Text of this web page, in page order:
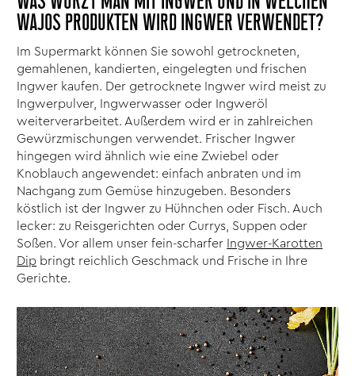
WAJOS PRODUKTEN WIRD INGWER VERWENDET?
Im Supermarkt können Sie sowohl getrockneten,
gemahlenen, kandierten, eingelegten und frischen
Ingwer kaufen. Der getrocknete Ingwer wird meist zu
Ingwerpulver, Ingwerwasser oder Ingweröl
weiterverarbeitet. Außerdem wird er in zahlreichen
Gewürzmischungen verwendet. Frischer Ingwer
hingegen wird ähnlich wie eine Zwiebel oder
Knoblauch angewendet: einfach anbraten und im
Nachgang zum Gemüse hinzugeben. Besonders
köstlich ist der Ingwer zu Hühnchen oder Fisch. Auch
lecker: zu Reisgerichten oder Currys, Suppen oder
Soßen. Vor allem unser fein-scharfer Ingwer-Karotten
Dip bringt reichlich Geschmack und Frische in Ihre
Gerichte.